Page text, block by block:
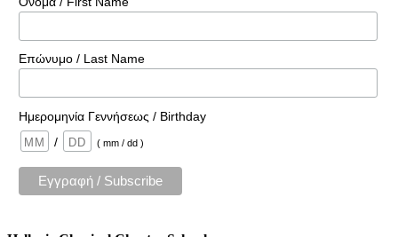
Επώνυμο / Last Name
Ημερομηνία Γεννήσεως / Birthday
/
( mm / dd )